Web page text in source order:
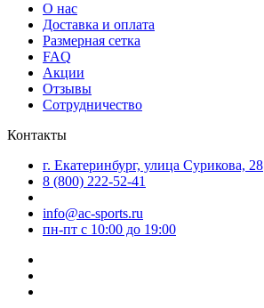
О нас
Доставка и оплата
Размерная сетка
FAQ
Акции
Отзывы
Сотрудничество
Контакты
г. Екатеринбург, улица Сурикова, 28
8 (800) 222-52-41
info@ac-sports.ru
пн-пт c 10:00 до 19:00